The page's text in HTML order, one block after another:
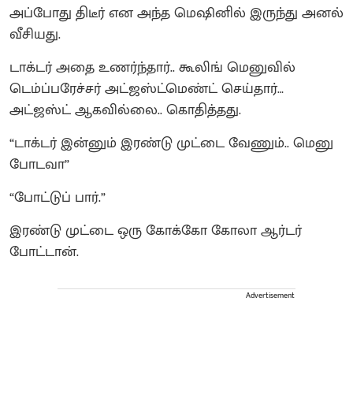
அப்போது திடீர் என அந்த மெஷினில் இருந்து அனல்
வீசியது.
டாக்டர் அதை உணர்ந்தார்.. கூலிங் மெனுவில்
டெம்ப்பரேச்சர் அட்ஜஸ்ட்மெண்ட் செய்தார்…
அட்ஜஸ்ட் ஆகவில்லை.. கொதித்தது.
“டாக்டர் இன்னும் இரண்டு முட்டை வேணும்.. மெனு
போடவா”
“போட்டுப் பார்.”
இரண்டு முட்டை ஒரு கோக்கோ கோலா ஆர்டர்
போட்டான்.
Advertisement